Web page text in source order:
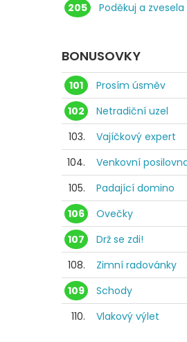
205
Poděkuj a zvesela
BONUSOVKY
101 Prosím úsměv
102
Netradiční uzel
103.
Vajíčkový expert
104.
Venkovní
105.
Padající domino
106
Ovečky
107
Drž se zdi!
108.
Zimní radovánky
109
Schody
110.
Vlakový výlet